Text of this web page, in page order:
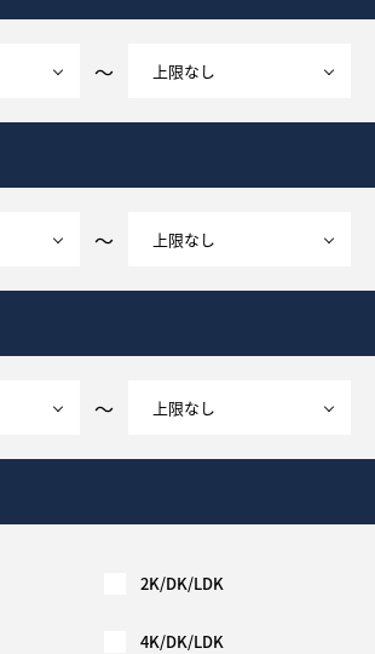
What’s MIRAKARE
～
～
～
2K/DK/LDK
4K/DK/LDK